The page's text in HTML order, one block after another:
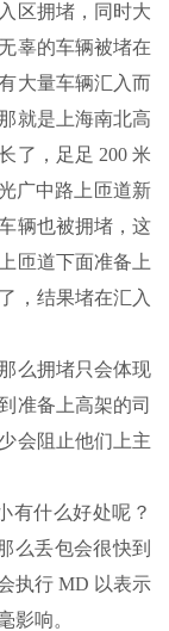
区拥堵，同时大
辜的车辆被堵在
大量车辆汇入而
就是上海南北高
了，足足 200 米
广中路上匝道新
辆也被拥堵，这
匝道下面准备上
，结果堵在汇入
么拥堵只会体现
准备上高架的司
会阻止他们上主
有什么好处呢？
么丢包会很快到
执行 MD 以表示
影响。